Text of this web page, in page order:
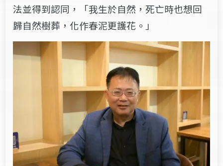
法並得到認同，「我生於自然，死亡時也想回
歸自然樹葬，化作春泥更護花。」